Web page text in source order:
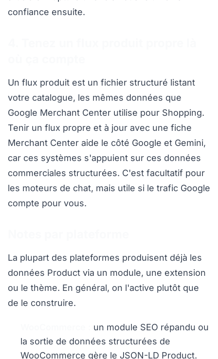
confiance ensuite.
Un flux produit est un fichier structuré listant
votre catalogue, les mêmes données que
Google Merchant Center utilise pour Shopping.
Tenir un flux propre et à jour avec une fiche
Merchant Center aide le côté Google et Gemini,
car ces systèmes s'appuient sur ces données
commerciales structurées. C'est facultatif pour
les moteurs de chat, mais utile si le trafic Google
compte pour vous.
La plupart des plateformes produisent déjà les
données Product via un module, une extension
ou le thème. En général, on l'active plutôt que
de le construire.
un module SEO répandu ou
la sortie de données structurées de
WooCommerce gère le JSON-LD Product.